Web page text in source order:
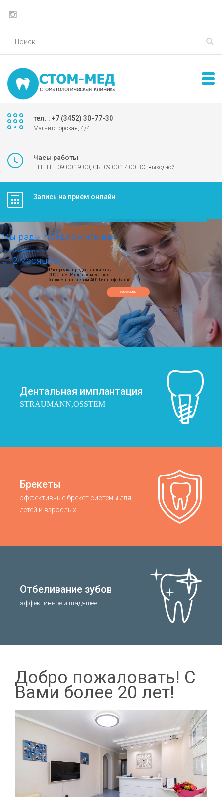
тел. : +7 (3452) 30-77-30
Магнитогорская, 4/4
Часы работы
ПН - ПТ: 09:00-19:00, СБ: 09:00-17:00 ВС: выходной
Запись на приём онлайн
Мы рады предложить вам
Рассрочку на наши услуги
на12 месяцев
Рассрочка предоставляется
ООО Стом-Мед" совместно с
банком партнёром АО" Тинькофф банк"
ОФОРМИТЬ
Дентальная имплантация
STRAUMANN,OSSTEM
Брекеты
эффективные брекет системы для
детей и взрослых
Отбеливание зубов
эффективное и щадящее
Добро пожаловать! С
Вами более 20 лет!